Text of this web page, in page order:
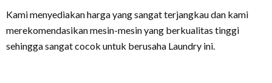
Kami menyediakan harga yang sangat terjangkau dan kami
merekomendasikan mesin-mesin yang berkualitas tinggi
sehingga sangat cocok untuk berusaha Laundry ini.